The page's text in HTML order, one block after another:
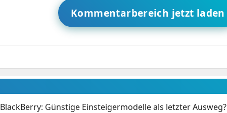
Kommentarbereich jetzt laden
BlackBerry: Günstige Einsteigermodelle als letzter Ausweg?